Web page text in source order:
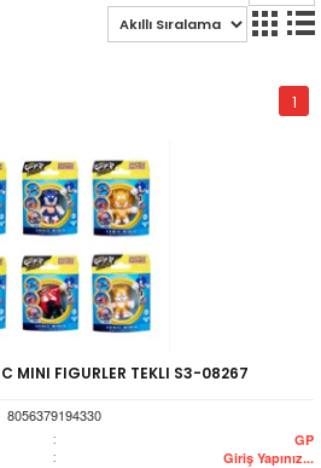
1
MINI FIGURLER TEKLI S3-08267
8056379194330
: GP
: Giriş Yapınız...